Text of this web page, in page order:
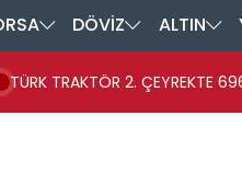
DÖVİZ ALTIN
TÜRK TRAKTÖR 2. ÇEYREKTE